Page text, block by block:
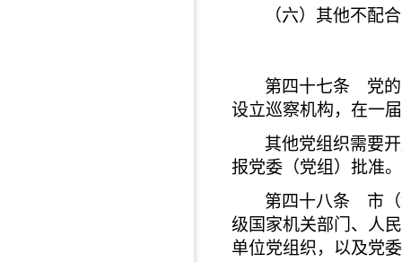
（六）其他不配
第四十七条 党的
设立巡察机构，在一
其他党组织需要
报党委（党组）批准。
第四十八条 市（
级国家机关部门、人
单位党组织，以及党